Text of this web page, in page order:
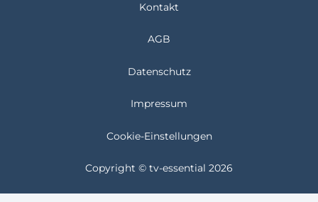
Kontakt
AGB
Datenschutz
Impressum
Cookie-Einstellungen
Copyright © tv-essential 2026